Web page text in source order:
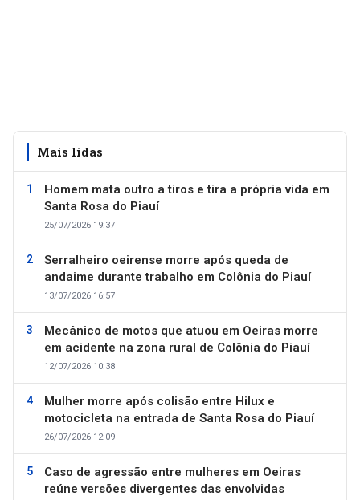
Mais lidas
Homem mata outro a tiros e tira a própria vida em
Santa Rosa do Piauí
25/07/2026 19:37
Serralheiro oeirense morre após queda de
andaime durante trabalho em Colônia do Piauí
13/07/2026 16:57
Mecânico de motos que atuou em Oeiras morre
em acidente na zona rural de Colônia do Piauí
12/07/2026 10:38
Mulher morre após colisão entre Hilux e
motocicleta na entrada de Santa Rosa do Piauí
26/07/2026 12:09
Caso de agressão entre mulheres em Oeiras
reúne versões divergentes das envolvidas